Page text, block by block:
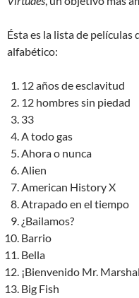
Ésta es la lista de películas
alfabético:
12 años de esclavitud
12 hombres sin piedad
33
A todo gas
Ahora o nunca
Alien
American History X
Atrapado en el tiempo
¿Bailamos?
Barrio
Bella
¡Bienvenido Mr.
Big Fish